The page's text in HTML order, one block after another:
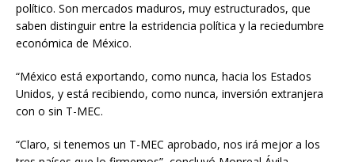
político. Son mercados maduros, muy estructurados, que
saben distinguir entre la estridencia política y la reciedumbre
económica de México.
“México está exportando, como nunca, hacia los Estados
Unidos, y está recibiendo, como nunca, inversión extranjera
con o sin T-MEC.
“Claro, si tenemos un T-MEC aprobado, nos irá mejor a los